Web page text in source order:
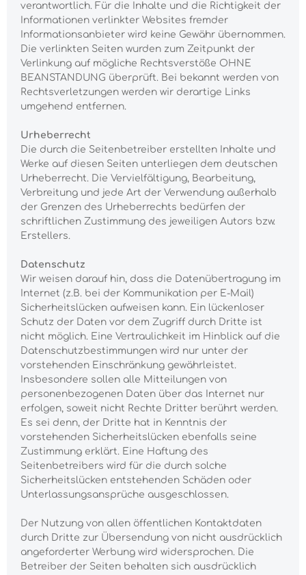
verantwortlich. Für die Inhalte und die Richtigkeit der
Informationen verlinkter Websites fremder
Informationsanbieter wird keine Gewähr übernommen.
Die verlinkten Seiten wurden zum Zeitpunkt der
Verlinkung auf mögliche Rechtsverstöße OHNE
BEANSTANDUNG überprüft. Bei bekannt werden von
Rechtsverletzungen werden wir derartige Links
umgehend entfernen.
Urheberrecht
Die durch die Seitenbetreiber erstellten Inhalte und
Werke auf diesen Seiten unterliegen dem deutschen
Urheberrecht. Die Vervielfältigung, Bearbeitung,
Verbreitung und jede Art der Verwendung außerhalb
der Grenzen des Urheberrechts bedürfen der
schriftlichen Zustimmung des jeweiligen Autors bzw.
Erstellers.
Datenschutz
Wir weisen darauf hin, dass die Datenübertragung im
Internet (z.B. bei der Kommunikation per E-Mail)
Sicherheitslücken aufweisen kann. Ein lückenloser
Schutz der Daten vor dem Zugriff durch Dritte ist
nicht möglich. Eine Vertraulichkeit im Hinblick auf die
Datenschutzbestimmungen wird nur unter der
vorstehenden Einschränkung gewährleistet.
Insbesondere sollen alle Mitteilungen von
personenbezogenen Daten über das Internet nur
erfolgen, soweit nicht Rechte Dritter berührt werden.
Es sei denn, der Dritte hat in Kenntnis der
vorstehenden Sicherheitslücken ebenfalls seine
Zustimmung erklärt. Eine Haftung des
Seitenbetreibers wird für die durch solche
Sicherheitslücken entstehenden Schäden oder
Unterlassungsansprüche ausgeschlossen.
Der Nutzung von allen öffentlichen Kontaktdaten
durch Dritte zur Übersendung von nicht ausdrücklich
angeforderter Werbung wird widersprochen. Die
Betreiber der Seiten behalten sich ausdrücklich